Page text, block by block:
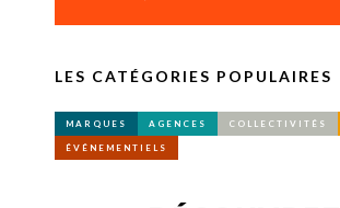
LES CATÉGORIES POPULAIRES
MARQUES AGENCES COLLECTIVITÉS
ÉVÉNEMENTIELS